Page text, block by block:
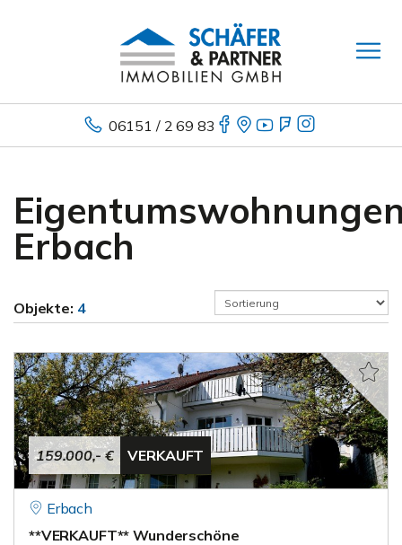
06151 / 2 69 83
Erbach
Objekte: 4
159.000,- € VERKAUFT
Erbach
**VERKAUFT** Wunderschöne